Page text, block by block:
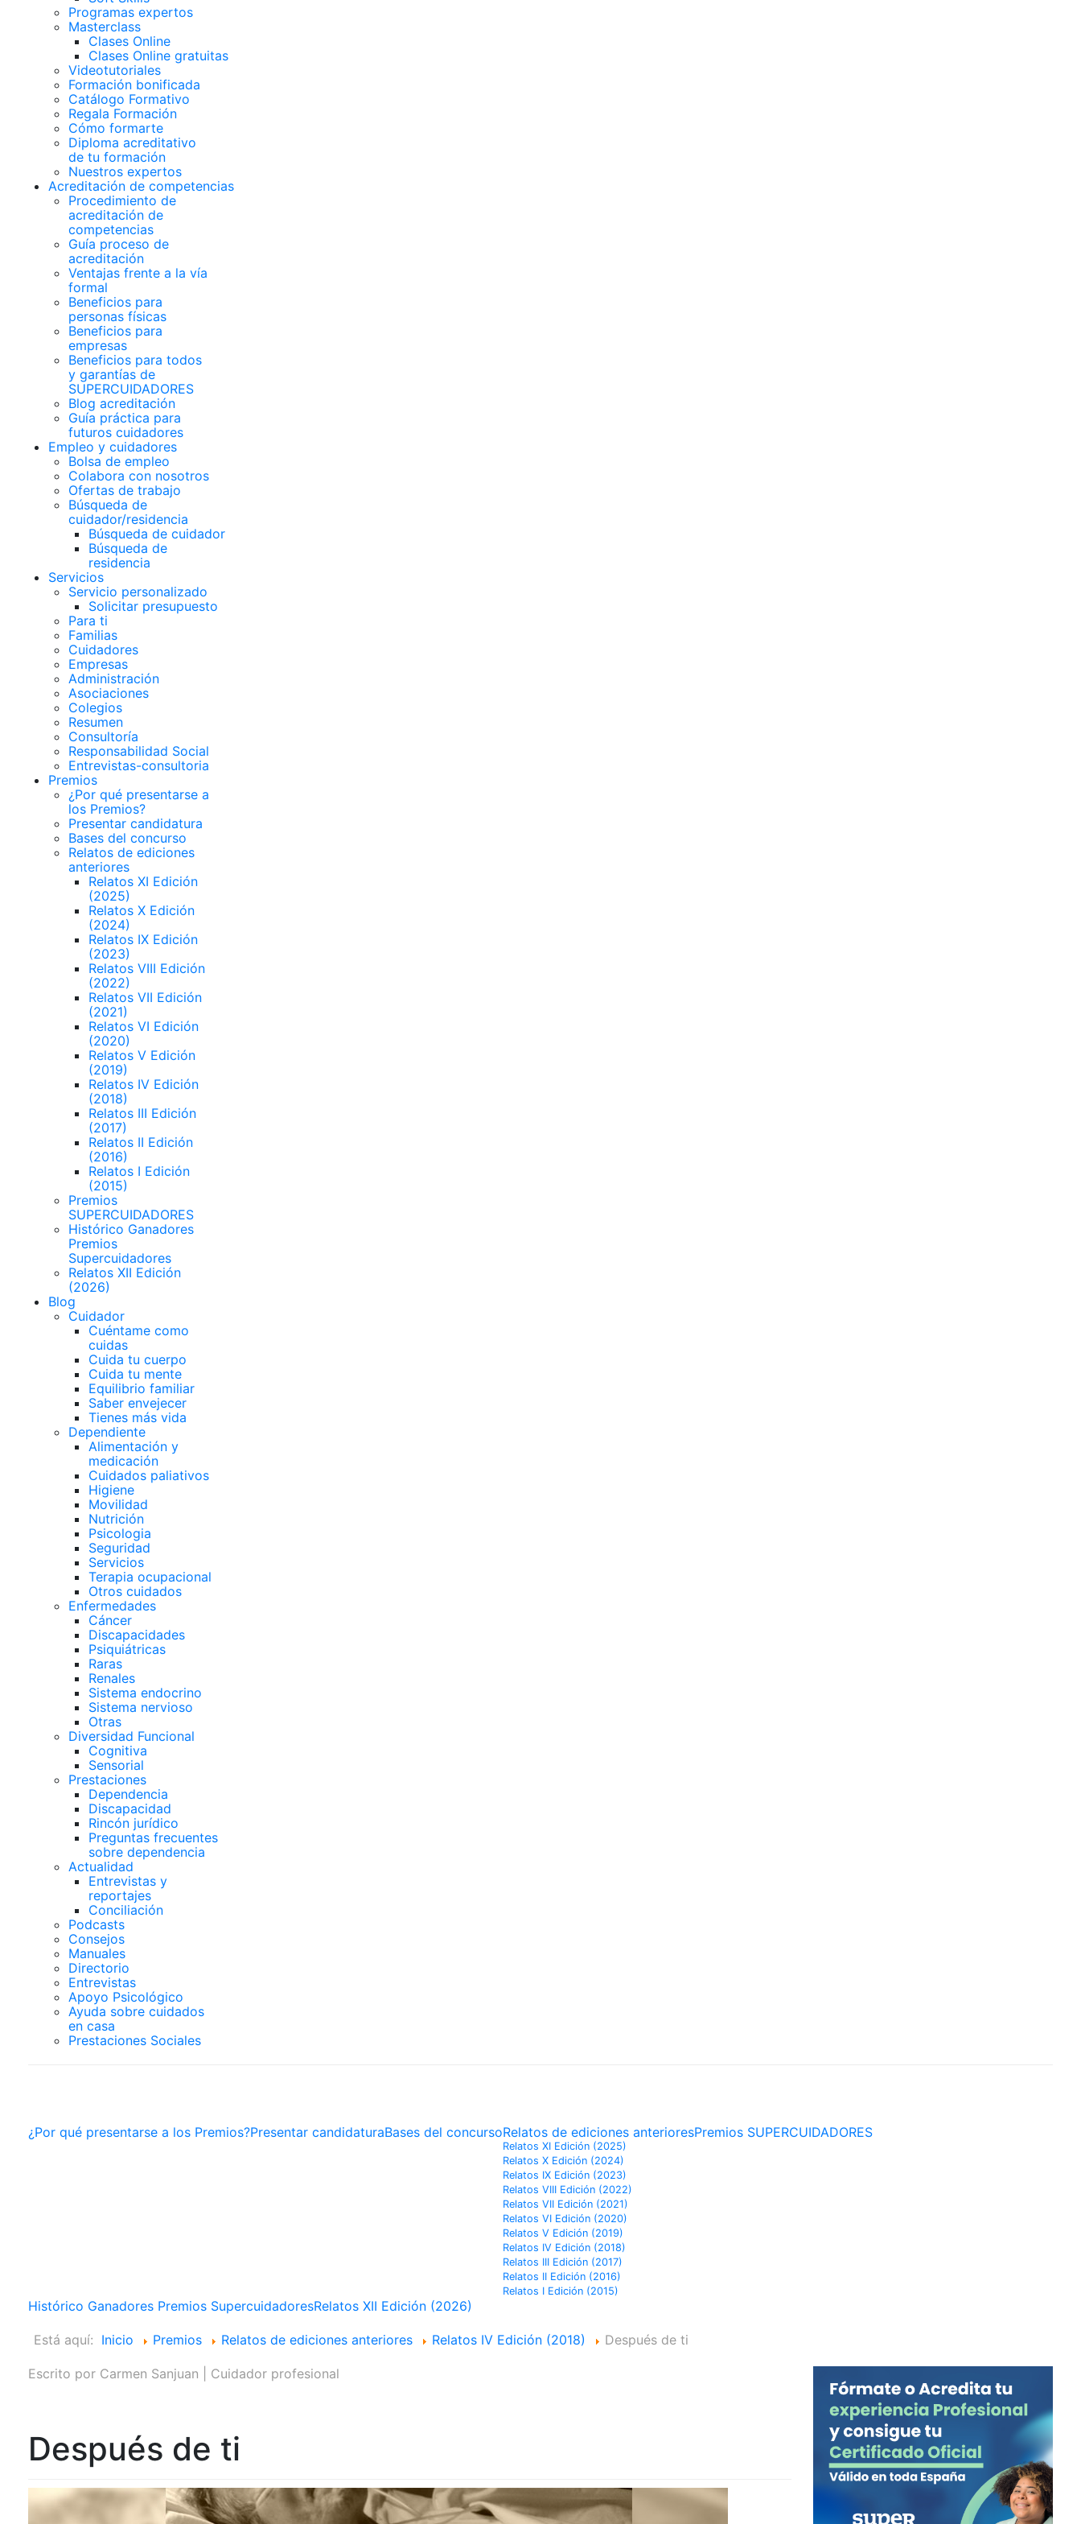
Programas expertos
Masterclass
Clases Online
Clases Online gratuitas
Videotutoriales
Formación bonificada
Catálogo Formativo
Regala Formación
Cómo formarte
Diploma acreditativo
de tu formación
Nuestros expertos
Acreditación de competencias
Procedimiento de
acreditación de
competencias
Guía proceso de
acreditación
Ventajas frente a la vía
formal
Beneficios para
personas físicas
Beneficios para
empresas
Beneficios para todos
y garantías de
SUPERCUIDADORES
Blog acreditación
Guía práctica para
futuros cuidadores
Empleo y cuidadores
Bolsa de empleo
Colabora con nosotros
Ofertas de trabajo
Búsqueda de
cuidador/residencia
Búsqueda de cuidador
Búsqueda de
residencia
Servicios
Servicio personalizado
Solicitar presupuesto
Para ti
Familias
Cuidadores
Empresas
Administración
Asociaciones
Colegios
Resumen
Consultoría
Responsabilidad Social
Entrevistas-consultoria
Premios
¿Por qué presentarse a
los Premios?
Presentar candidatura
Bases del concurso
Relatos de ediciones
anteriores
Relatos XI Edición
(2025)
Relatos X Edición
(2024)
Relatos IX Edición
(2023)
Relatos VIII Edición
(2022)
Relatos VII Edición
(2021)
Relatos VI Edición
(2020)
Relatos V Edición
(2019)
Relatos IV Edición
(2018)
Relatos III Edición
(2017)
Relatos II Edición
(2016)
Relatos I Edición
(2015)
Premios
SUPERCUIDADORES
Histórico Ganadores
Premios
Supercuidadores
Relatos XII Edición
(2026)
Blog
Cuidador
Cuéntame como
cuidas
Cuida tu cuerpo
Cuida tu mente
Equilibrio familiar
Saber envejecer
Tienes más vida
Dependiente
Alimentación y
medicación
Cuidados paliativos
Higiene
Movilidad
Nutrición
Psicologia
Seguridad
Servicios
Terapia ocupacional
Otros cuidados
Enfermedades
Cáncer
Discapacidades
Psiquiátricas
Raras
Renales
Sistema endocrino
Sistema nervioso
Otras
Diversidad Funcional
Cognitiva
Sensorial
Prestaciones
Dependencia
Discapacidad
Rincón jurídico
Preguntas frecuentes
sobre dependencia
Actualidad
Entrevistas y
reportajes
Conciliación
Podcasts
Consejos
Manuales
Directorio
Entrevistas
Apoyo Psicológico
Ayuda sobre cuidados
en casa
Prestaciones Sociales
¿Por qué presentarse a los Premios?Presentar candidaturaBases del concursoRelatos de ediciones anteriores
Relatos XI Edición (2025)
Relatos X Edición (2024)
Relatos IX Edición (2023)
Relatos VIII Edición (2022)
Relatos VII Edición (2021)
Relatos VI Edición (2020)
Relatos V Edición (2019)
Relatos IV Edición (2018)
Relatos III Edición (2017)
Relatos II Edición (2016)
Relatos I Edición (2015)
Premios SUPERCUIDADORES
Histórico Ganadores Premios SupercuidadoresRelatos XII Edición (2026)
Está aquí: Inicio Premios Relatos de ediciones anteriores Relatos IV Edición (2018) Después de ti
Escrito por Carmen Sanjuan | Cuidador profesional
Después de ti